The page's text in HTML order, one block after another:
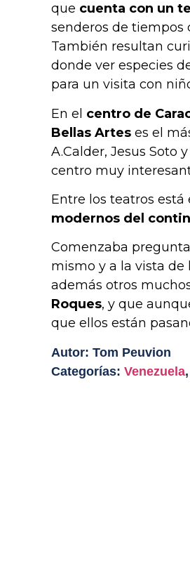
que cuenta con un
senderos de tiempos
También resultan
donde ver especies
para un visita con
En el centro de
Bellas Arteses el
A.Calder, Jesus Soto
centro muy
Entre los teatros está
modernos del
Comenzaba
mismo y a la vista de
además otros
Roques, y que
que ellos están
Autor: Tom Peuvion
Categorías: Venezuela,